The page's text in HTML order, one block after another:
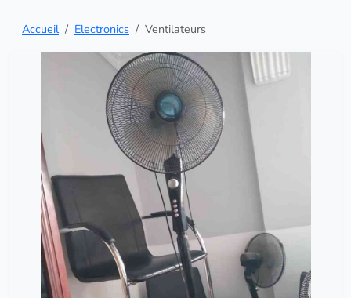
Accueil Electronics Ventilateurs